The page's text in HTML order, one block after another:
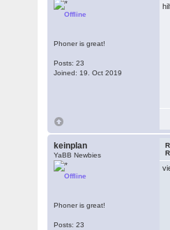
Offline
Phoner is great!
Posts: 23
Joined: 19. Oct 2019
keinplan
YaBB Newbies
Offline
Phoner is great!
Posts: 23